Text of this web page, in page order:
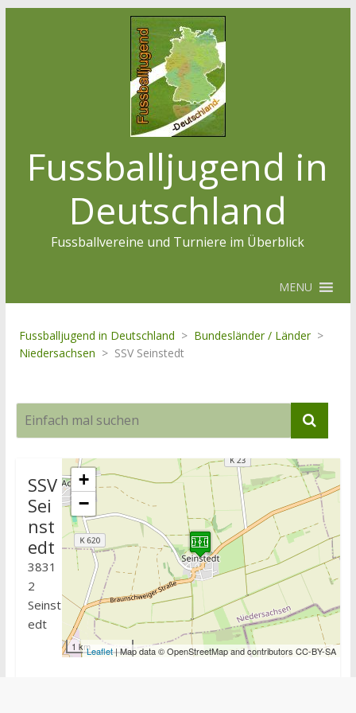
Fussballjugend in
Deutschland
Fussballvereine und Turniere im Überblick
MENU
Fussballjugend in Deutschland > Bundesländer / Länder >
Niedersachsen > SSV Seinstedt
+
−
1 kmLeaflet| Map data © OpenStreetMap and contributors CC-BY-SA
SSV
Sei
nst
edt
3831
2
Seinst
edt